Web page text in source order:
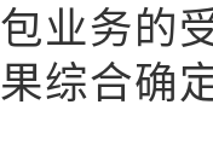
包业务的
果综合确